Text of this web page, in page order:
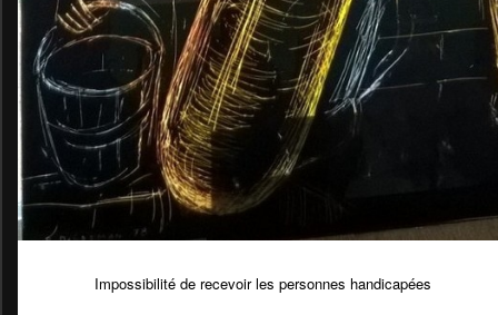
Impossibilité de recevoir les personnes handicapées